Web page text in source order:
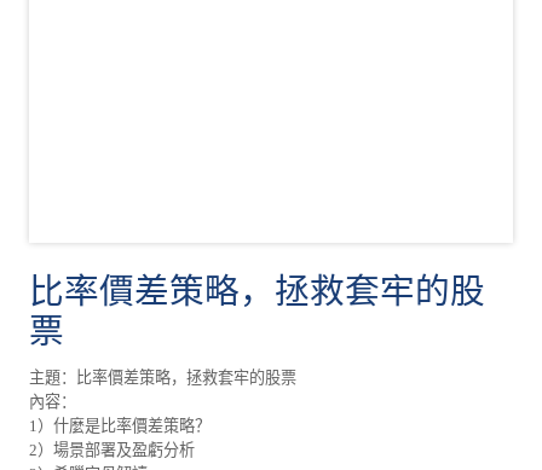
比率價差策略，拯救套牢的股
票
主題：比率價差策略，拯救套牢的股票
內容：
1）什麼是比率價差策略？
2）場景部署及盈虧分析